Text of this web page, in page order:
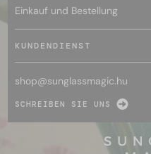
Einkauf und Bestellung
KUNDENDIENST
shop@sunglassmagic.hu
SCHREIBEN SIE UNS